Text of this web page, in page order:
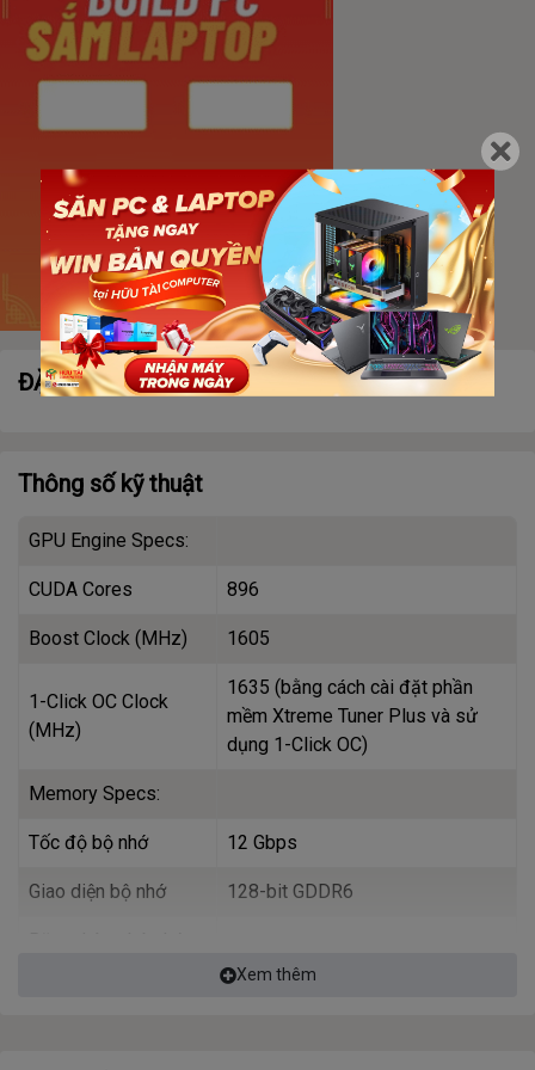
ĐẶC ĐIỂM NỔI BẬT
Thông số kỹ thuật
GPU Engine Specs:
CUDA Cores 896
Boost Clock (MHz) 1605
1-Click OC Clock
(MHz)
1635 (bằng cách cài đặt phần
mềm Xtreme Tuner Plus và sử
dụng 1-Click OC)
Memory Specs:
Tốc độ bộ nhớ 12 Gbps
Giao diện bộ nhớ 128-bit GDDR6
Xem thêm